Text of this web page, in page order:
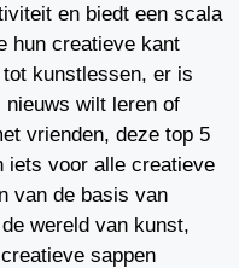
en biedt een scala
hun creatieve kant
kunstlessen, er is
wilt leren of
vrienden, deze top 5
iets voor alle creatieve
van de basis van
wereld van kunst,
sappen